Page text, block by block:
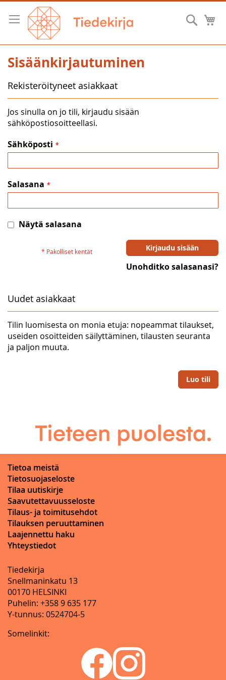
Skip
Content
Hae
Sisäänkirjautuminen
Rekisteröityneet asiakkaat
Jos sinulla on jo tili, kirjaudu sisään
sähköpostiosoitteellasi.
Sähköposti
Salasana
Näytä salasana
Kirjaudu sisään
Unohditko salasanasi?
Uudet asiakkaat
Tilin luomisesta on monia etuja: nopeammat tilaukset,
useiden osoitteiden säilyttäminen, tilausten seuranta
ja paljon muuta.
Luo tili
Tietoa meistä
Tietosuojaseloste
Tilaa uutiskirje
Saavutettavuusseloste
Tilaus- ja toimitusehdot
Tilauksen peruuttaminen
Laajennettu haku
Yhteystiedot
Tiedekirja
Snellmaninkatu 13
00170 HELSINKI
Puhelin: +358 9 635 177
Y-tunnus: 0524704-5
Somelinkit: